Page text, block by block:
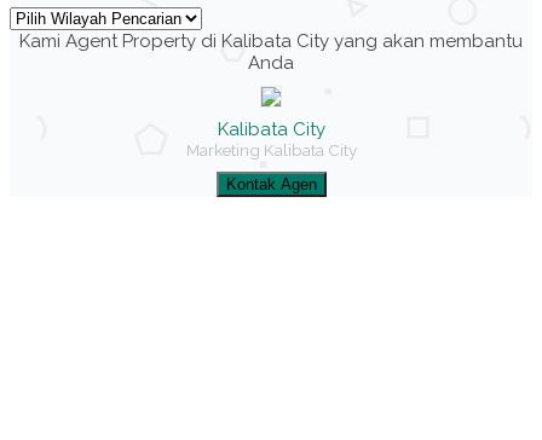
Kami Agent Property di Kalibata City yang akan membantu
Anda
Kalibata City
Marketing Kalibata City
Kontak Agen